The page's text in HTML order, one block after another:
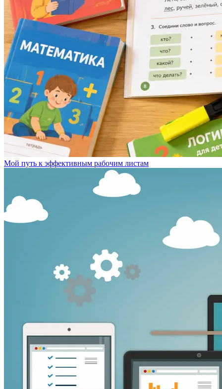
Мой путь к эффективным рабочим листам